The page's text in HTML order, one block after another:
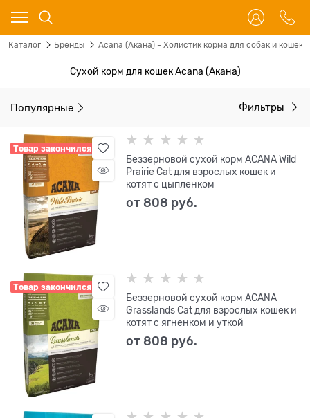
Каталог Бренды Acana (Акана) - Холистик корма для собак и кошек
Сухой корм для кошек Acana (Акана)
Популярные Фильтры
Товар закончился
Беззерновой сухой корм ACANA Wild
Prairie Cat для взрослых кошек и
котят с цыпленком
от 808 руб.
Товар закончился
Беззерновой сухой корм ACANA
Grasslands Cat для взрослых кошек и
котят с ягненком и уткой
от 808 руб.